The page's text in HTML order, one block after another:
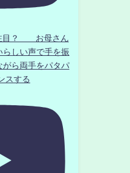
目？ お母さん
しい声で手を振
ら両手をパタパ
スする